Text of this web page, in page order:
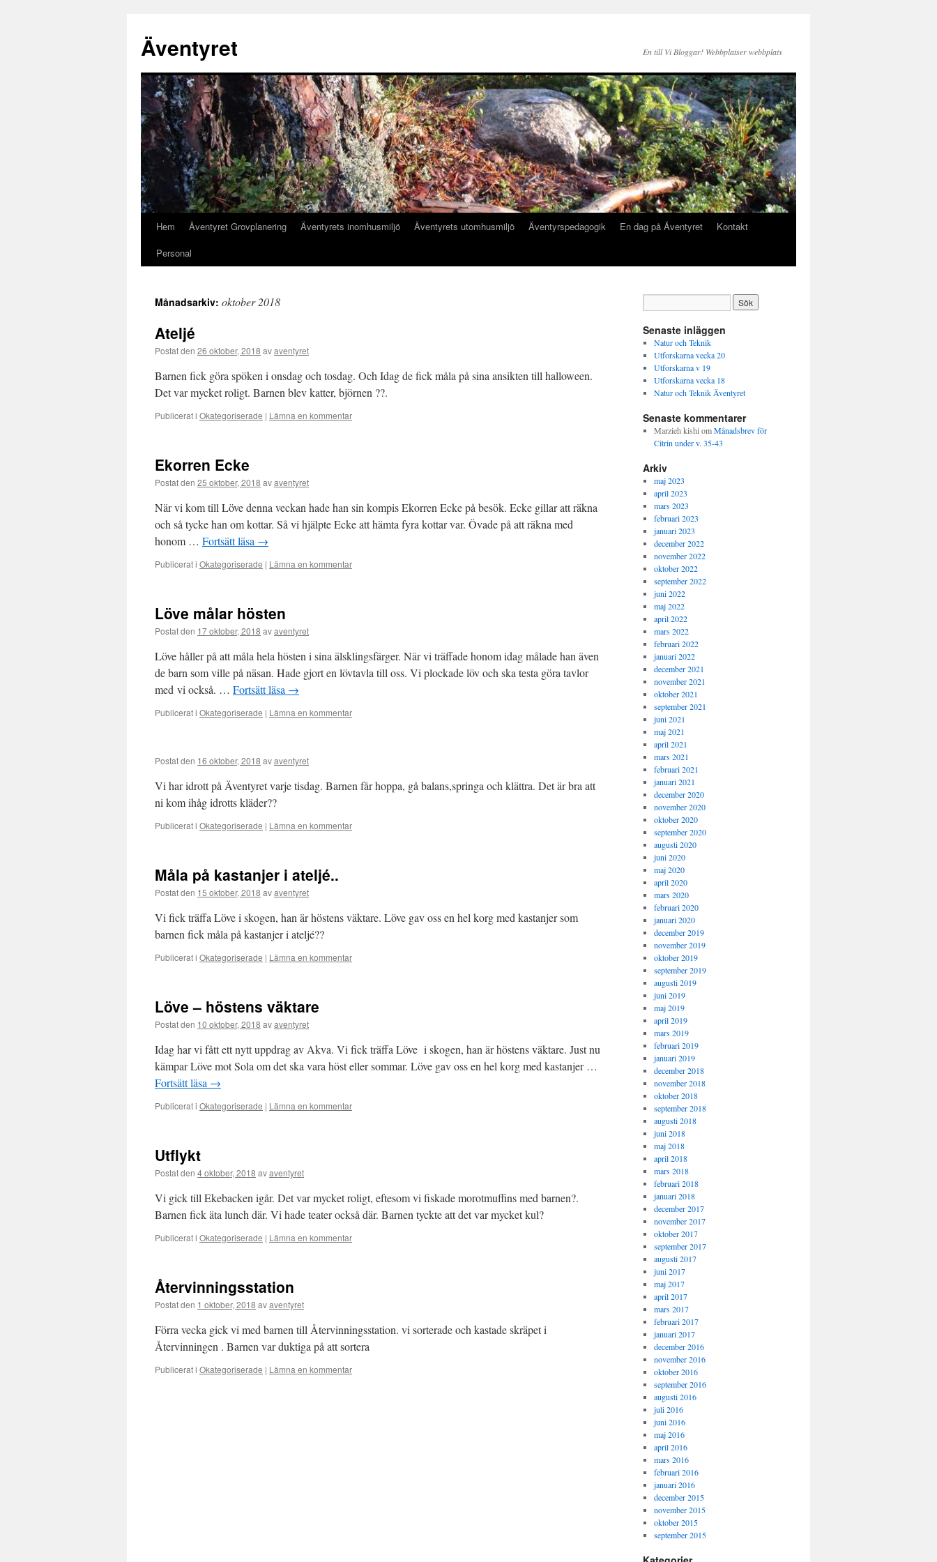
Äventyret En till Vi Bloggar! Webbplatser webbplats
Hoppa
Hem Äventyret Grovplanering Äventyrets inomhusmiljö Äventyrets utomhusmiljö Äventyrspedagogik En dag på Äventyret
Kontakt
Personal
Månadsarkiv: oktober 2018
Ateljé
Postat den 26 oktober, 2018 avaventyret
Barnen fick göra spöken i onsdag och tosdag. Och Idag de fick måla på sina ansikten till halloween.
Det var mycket roligt. Barnen blev katter, björnen ??.
Publicerat i Okategoriserade | Lämna en kommentar
Ekorren Ecke
Postat den 25 oktober, 2018 avaventyret
När vi kom till Löve denna veckan hade han sin kompis Ekorren Ecke på besök. Ecke gillar att räkna
och så tycke han om kottar. Så vi hjälpte Ecke att hämta fyra kottar var. Övade på att räkna med
honom … Fortsätt läsa →
Publicerat i Okategoriserade | Lämna en kommentar
Löve målar hösten
Postat den 17 oktober, 2018 avaventyret
Löve håller på att måla hela hösten i sina älsklingsfärger. När vi träffade honom idag målade han även
de barn som ville på näsan. Hade gjort en lövtavla till oss. Vi plockade löv och ska testa göra tavlor
med vi också. … Fortsätt läsa →
Publicerat i Okategoriserade | Lämna en kommentar
Postat den 16 oktober, 2018 avaventyret
Vi har idrott på Äventyret varje tisdag. Barnen får hoppa, gå balans,springa och klättra. Det är bra att
ni kom ihåg idrotts kläder??
Publicerat i Okategoriserade | Lämna en kommentar
Måla på kastanjer i ateljé..
Postat den 15 oktober, 2018 avaventyret
Vi fick träffa Löve i skogen, han är höstens väktare. Löve gav oss en hel korg med kastanjer som
barnen fick måla på kastanjer i ateljé??
Publicerat i Okategoriserade | Lämna en kommentar
Löve – höstens väktare
Postat den 10 oktober, 2018 avaventyret
Idag har vi fått ett nytt uppdrag av Akva. Vi fick träffa Löve i skogen, han är höstens väktare. Just nu
kämpar Löve mot Sola om det ska vara höst eller sommar. Löve gav oss en hel korg med kastanjer …
Fortsätt läsa →
Publicerat i Okategoriserade | Lämna en kommentar
Utflykt
Postat den 4 oktober, 2018 avaventyret
Vi gick till Ekebacken igår. Det var mycket roligt, eftesom vi fiskade morotmuffins med barnen?.
Barnen fick äta lunch där. Vi hade teater också där. Barnen tyckte att det var mycket kul?
Publicerat i Okategoriserade | Lämna en kommentar
Återvinningsstation
Postat den 1 oktober, 2018 avaventyret
Förra vecka gick vi med barnen till Återvinningsstation. vi sorterade och kastade skräpet i
Återvinningen . Barnen var duktiga på att sortera
Publicerat i Okategoriserade | Lämna en kommentar
Senaste inläggen
Natur och Teknik
Utforskarna vecka 20
Utforskarna v 19
Utforskarna vecka 18
Natur och Teknik Äventyret
Senaste kommentarer
Marzieh kishi omMånadsbrev för
Citrin under v. 35-43
Arkiv
maj 2023
april 2023
mars 2023
februari 2023
januari 2023
december 2022
november 2022
oktober 2022
september 2022
juni 2022
maj 2022
april 2022
mars 2022
februari 2022
januari 2022
december 2021
november 2021
oktober 2021
september 2021
juni 2021
maj 2021
april 2021
mars 2021
februari 2021
januari 2021
december 2020
november 2020
oktober 2020
september 2020
augusti 2020
juni 2020
maj 2020
april 2020
mars 2020
februari 2020
januari 2020
december 2019
november 2019
oktober 2019
september 2019
augusti 2019
juni 2019
maj 2019
april 2019
mars 2019
februari 2019
januari 2019
december 2018
november 2018
oktober 2018
september 2018
augusti 2018
juni 2018
maj 2018
april 2018
mars 2018
februari 2018
januari 2018
december 2017
november 2017
oktober 2017
september 2017
augusti 2017
juni 2017
maj 2017
april 2017
mars 2017
februari 2017
januari 2017
december 2016
november 2016
oktober 2016
september 2016
augusti 2016
juli 2016
juni 2016
maj 2016
april 2016
mars 2016
februari 2016
januari 2016
december 2015
november 2015
oktober 2015
september 2015